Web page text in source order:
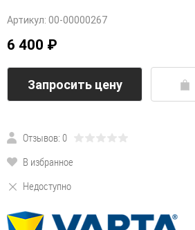
Артикул: 00-00000267
6 400 ₽
Запросить цену
Отзывов: 0
В избранное
Недоступно